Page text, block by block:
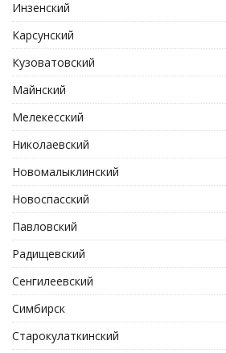
Инзенский
Карсунский
Кузоватовский
Майнский
Мелекесский
Николаевский
Новомалыклинский
Новоспасский
Павловский
Радищевский
Сенгилеевский
Симбирск
Старокулаткинский